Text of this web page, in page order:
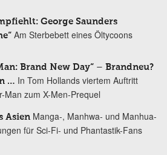
George Saunders
Am Sterbebett eines Öltycoons
Brand New Day“ – Brandneu?
… In Tom Hollands viertem Auftritt
Man zum X-Men-Prequel
Asien Manga-, Manhwa- und Manhua-
für Sci-Fi- und Phantastik-Fans